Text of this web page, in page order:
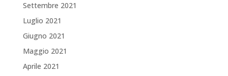
Settembre 2021
Luglio 2021
Giugno 2021
Maggio 2021
Aprile 2021